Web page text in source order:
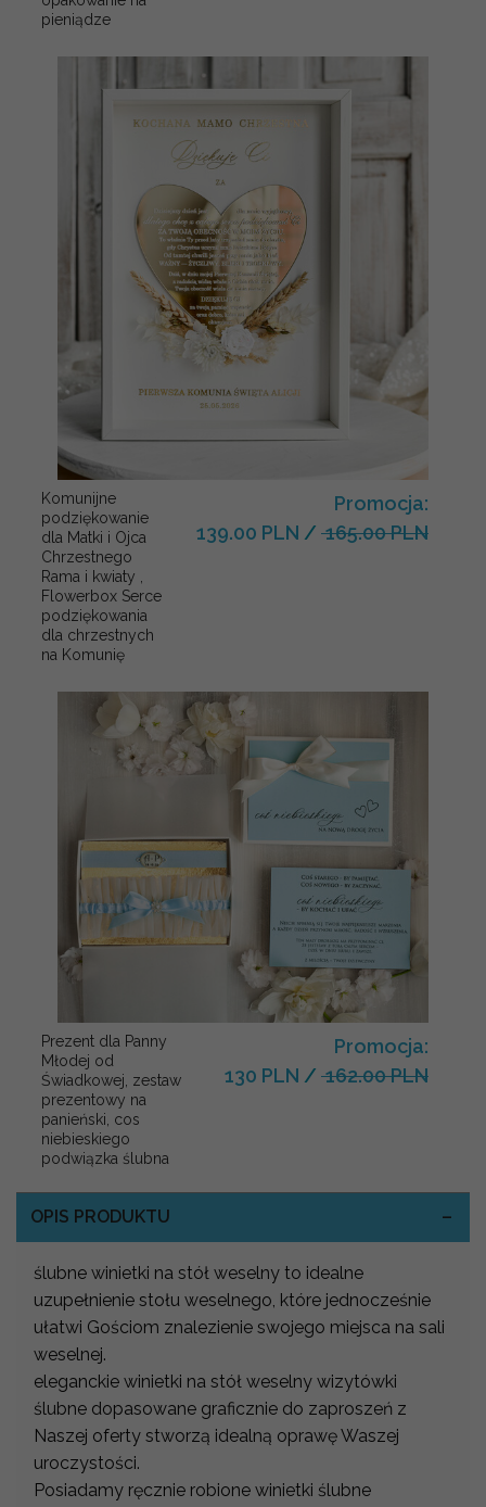
pieniądze
Komunijne
podziękowanie
dla Matki i Ojca
Chrzestnego
Rama i kwiaty ,
Flowerbox Serce
podziękowania
dla chrzestnych
na Komunię
Promocja:
139.00 PLN / 165.00 PLN
Prezent dla Panny
Młodej od
Świadkowej, zestaw
prezentowy na
panieński, cos
niebieskiego
podwiązka ślubna
Promocja:
130 PLN / 162.00 PLN
OPIS PRODUKTU
ślubne winietki na stół weselny to idealne
uzupełnienie stołu weselnego, które jednocześnie
ułatwi Gościom znalezienie swojego miejsca na sali
weselnej.
eleganckie winietki na stół weselny wizytówki
ślubne dopasowane graficznie do zaproszeń z
Naszej oferty stworzą idealną oprawę Waszej
uroczystości.
Posiadamy ręcznie robione winietki ślubne